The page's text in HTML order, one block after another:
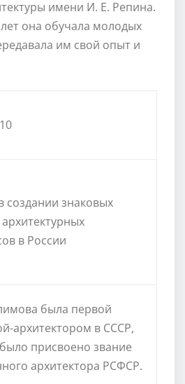
имени И. Е. Репина.
она обучала молодых
им свой опыт и
создании знаковых
в России
была первой
архитектором в СССР,
присвоено звание
архитектора РСФСР.